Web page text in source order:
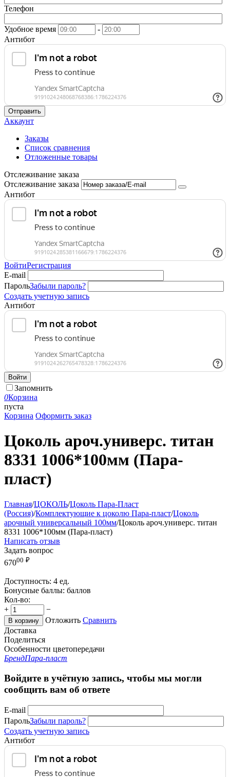
Телефон
Удобное время
-
Антибот
Отправить
Аккаунт
Заказы
Список сравнения
Отложенные товары
Отслеживание заказа
Отслеживание заказа
Антибот
ВойтиРегистрация
E-mail
ПарольЗабыли пароль?
Создать учетную запись
Антибот
Войти
Запомнить
0Корзина
пуста
Корзина Оформить заказ
Цоколь ароч.универс. титан
8331 1006*100мм (Пара-
пласт)
Главная/ЦОКОЛЬ/Цоколь Пара-Пласт
(Россия)/Комплектующие к цоколю Пара-пласт/Цоколь
арочный универсальный 100мм/Цоколь ароч.универс. титан
8331 1006*100мм (Пара-пласт)
Написать отзыв
Задать вопрос
67000 ₽
Доступность: 4 ед.
Бонусные баллы: баллов
Кол-во:
+
−
В корзину Отложить Сравнить
Доставка
Поделиться
Особенности цветопередачи
БрендПара-пласт
Войдите в учётную запись, чтобы мы могли
сообщить вам об ответе
E-mail
ПарольЗабыли пароль?
Создать учетную запись
Антибот